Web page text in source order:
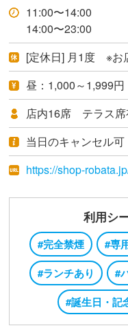
11:00〜14:00
14:00〜23:00
[定休日] 月1度 ※お
昼：1,000～1,999
店内16席 テラス席
当日のキャンセル可
https://shop-
利用シ
#完全禁煙 #専
#ランチあり
#
#誕生日・記